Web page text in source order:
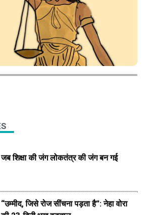
जब शिक्षा की जंग लोकतंत्र की जंग बन गई
“उम्मीद, जिसे रोज सींचना पड़ता है”: नेहा वोरा